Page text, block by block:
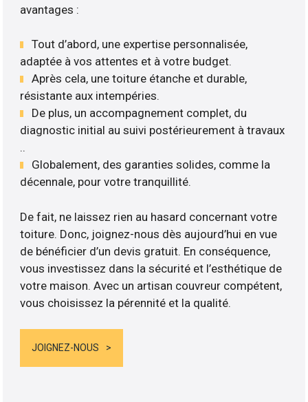
avantages :
Tout d’abord, une expertise personnalisée,
adaptée à vos attentes et à votre budget.
Après cela, une toiture étanche et durable,
résistante aux intempéries.
De plus, un accompagnement complet, du
diagnostic initial au suivi postérieurement à travaux
..
Globalement, des garanties solides, comme la
décennale, pour votre tranquillité.
De fait, ne laissez rien au hasard concernant votre
toiture. Donc, joignez-nous dès aujourd’hui en vue
de bénéficier d’un devis gratuit. En conséquence,
vous investissez dans la sécurité et l’esthétique de
votre maison. Avec un artisan couvreur compétent,
vous choisissez la pérennité et la qualité.
JOIGNEZ-NOUS